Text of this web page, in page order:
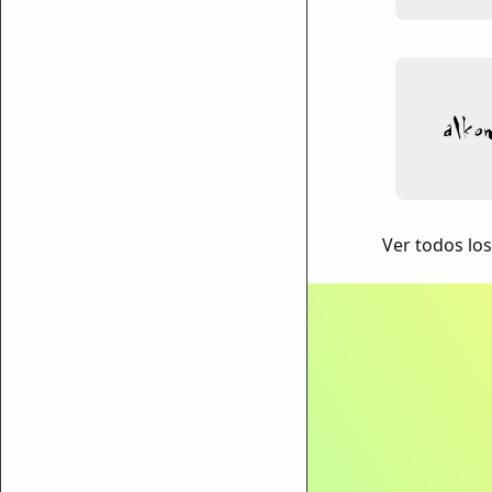
Ver todos